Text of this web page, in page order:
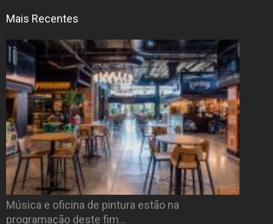
Mais Recentes
Música e oficina de pintura estão na
programação deste fim…